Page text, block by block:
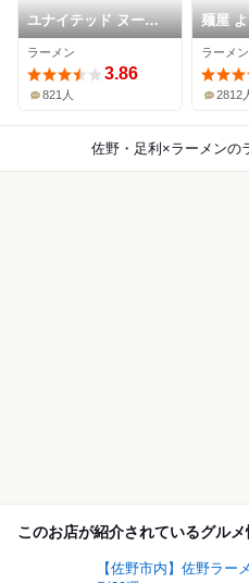
ユナイテッド ヌード
ル アメノオト
ラーメン
3.86
821人
麺屋
ラーメ
2812
佐野・足利×ラーメンの
このお店が紹介されているグル
【佐野市内】佐野ラー